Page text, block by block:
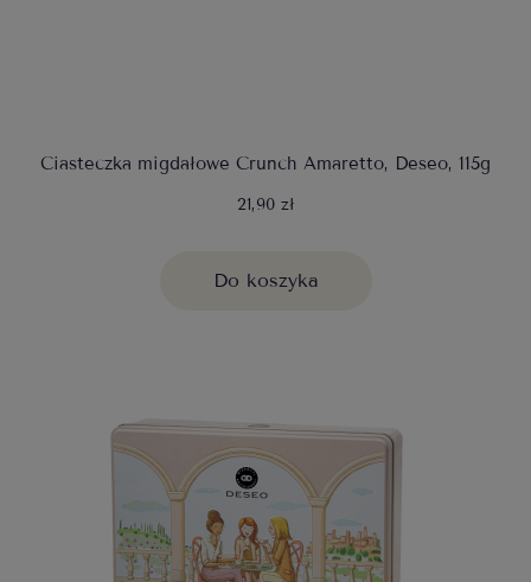
Ciasteczka migdałowe Crunch Amaretto, Deseo, 115g
21,90 zł
Do koszyka